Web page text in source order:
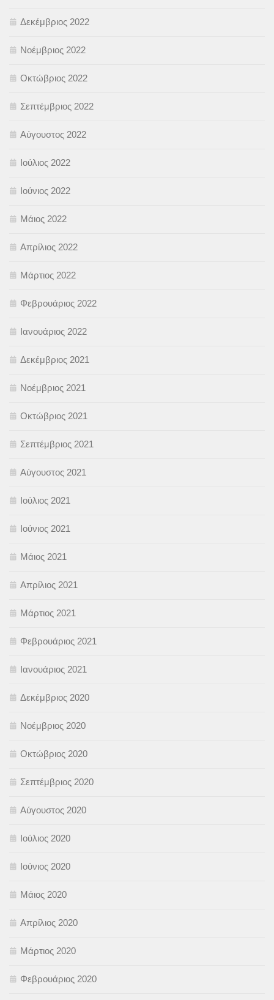
Δεκέμβριος 2022
Νοέμβριος 2022
Οκτώβριος 2022
Σεπτέμβριος 2022
Αύγουστος 2022
Ιούλιος 2022
Ιούνιος 2022
Μάιος 2022
Απρίλιος 2022
Μάρτιος 2022
Φεβρουάριος 2022
Ιανουάριος 2022
Δεκέμβριος 2021
Νοέμβριος 2021
Οκτώβριος 2021
Σεπτέμβριος 2021
Αύγουστος 2021
Ιούλιος 2021
Ιούνιος 2021
Μάιος 2021
Απρίλιος 2021
Μάρτιος 2021
Φεβρουάριος 2021
Ιανουάριος 2021
Δεκέμβριος 2020
Νοέμβριος 2020
Οκτώβριος 2020
Σεπτέμβριος 2020
Αύγουστος 2020
Ιούλιος 2020
Ιούνιος 2020
Μάιος 2020
Απρίλιος 2020
Μάρτιος 2020
Φεβρουάριος 2020